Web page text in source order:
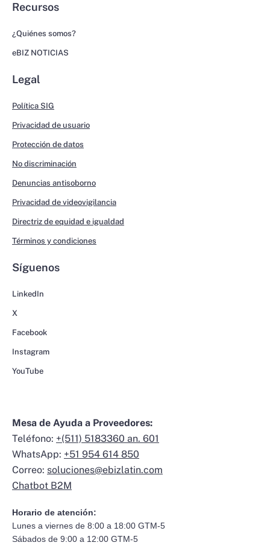
Recursos
¿Quiénes somos?
eBIZ NOTICIAS
Legal
Política SIG
Privacidad de usuario
Protección de datos
No discriminación
Denuncias antisoborno
Privacidad de videovigilancia
Directriz de equidad e igualdad
Términos y condiciones
Síguenos
LinkedIn
X
Facebook
Instagram
YouTube
Mesa de Ayuda a Proveedores:
Teléfono: +(511) 5183360 an. 601
WhatsApp: +51 954 614 850
Correo: soluciones@ebizlatin.com
Chatbot B2M
Horario de atención:
Lunes a viernes de 8:00 a 18:00 GTM-5
Sábados de 9:00 a 12:00 GTM-5